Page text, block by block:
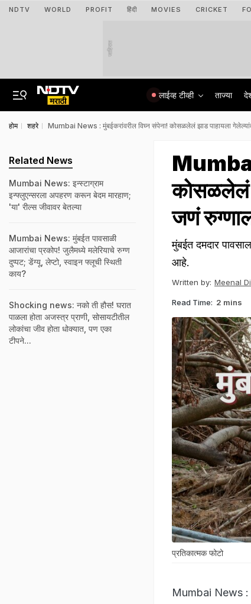
NDTV WORLD PROFIT हिंदी MOVIES CRICKET
जाहिरात
लाईव्ह टीव्ही ताज्या
होम शहरे Mumbai News : मुंबईकरांवरील विघ्न संपेना! कोसळलेलं झाड पाहायला
Mumbai
कोसळलेलं
जणं
मुंबईत दमदार
आहे.
Written by: Meenal
Read Time: 2 mins
प्रतिकात्मक फोटो
Mumbai News :
Related News
Mumbai News: इन्स्टाग्राम
इन्फ्लुएन्सरला अपहरण करून बेदम मारहाण;
'या' रील्स जीवावर बेतल्या
Mumbai News: मुंबईत पावसाळी
आजारांचा प्रकोप! जुलैमध्ये मलेरियाचे रुग्ण
दुप्पट; डेंग्यू, लेप्टो, स्वाइन फ्लूची स्थिती
काय?
Shocking news: नको ती हौस! घरात
पाळला होता अजस्त्र प्राणी, सोसायटीतील
लोकांचा जीव होता धोक्यात, पण एका
टीपने...